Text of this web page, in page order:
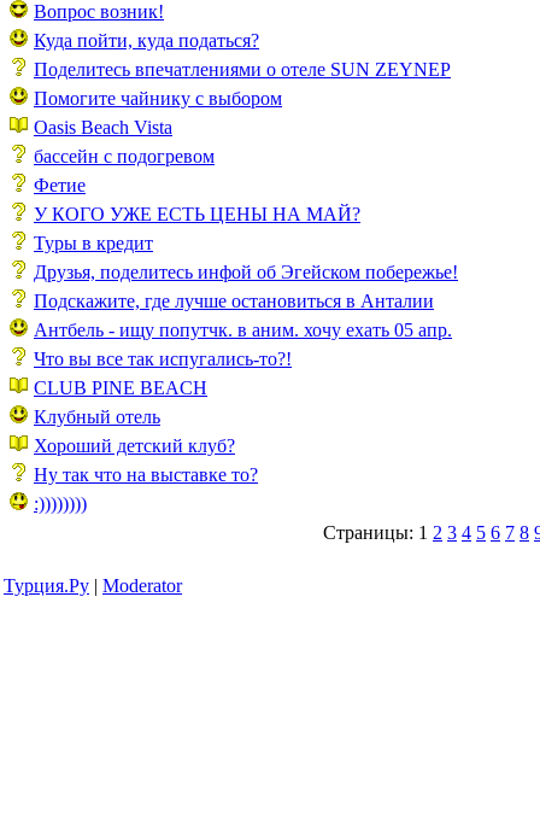
Вопрос возник!
Куда пойти, куда податься?
Поделитесь впечатлениями о отеле SUN ZEYNEP
Помогите чайнику с выбором
Oasis Beach Vista
бассейн с подогревом
Фетие
У КОГО УЖЕ ЕСТЬ ЦЕНЫ НА МАЙ?
Туры в кредит
Друзья, поделитесь инфой об Эгейском побережье!
Подскажите, где лучше остановиться в Анталии
Антбель - ищу попутчк. в аним. хочу ехать 05 апр.
Что вы все так испугались-то?!
CLUB PINE BEACH
Клубный отель
Хороший детский клуб?
Ну так что на выставке то?
:))))))))
Страницы: 1 2 3 4 5 6 7 8
Турция.Ру | Moderator